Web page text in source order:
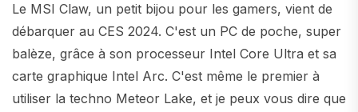
Le MSI Claw, un petit bijou pour les gamers, vient de
débarquer au CES 2024. C'est un PC de poche, super
balèze, grâce à son processeur Intel Core Ultra et sa
carte graphique Intel Arc. C'est même le premier à
utiliser la techno Meteor Lake, et je peux vous dire que